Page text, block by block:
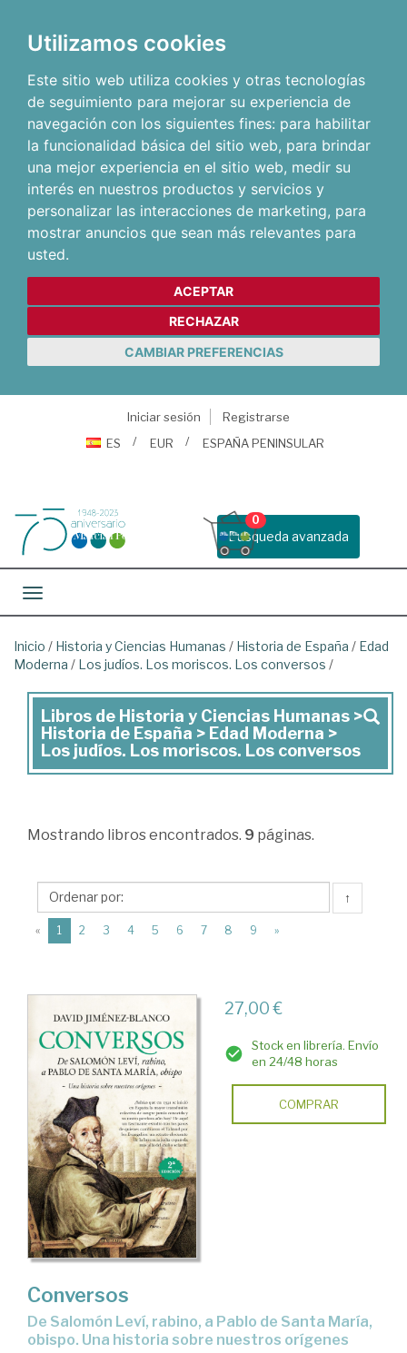
Utilizamos cookies
Este sitio web utiliza cookies y otras tecnologías
de seguimiento para mejorar su experiencia de
navegación con los siguientes fines: para habilitar
la funcionalidad básica del sitio web, para brindar
una mejor experiencia en el sitio web, medir su
interés en nuestros productos y servicios y
personalizar las interacciones de marketing, para
mostrar anuncios que sean más relevantes para
usted.
ACEPTAR
RECHAZAR
CAMBIAR PREFERENCIAS
Iniciar sesión
Registrarse
ES
EUR ESPAÑA PENINSULAR
Busqueda avanzada
0
Toggle navigation
Inicio / Historia y Ciencias Humanas / Historia de España / Edad
Moderna / Los judíos. Los moriscos. Los conversos /
Libros
de
Historia
Ciencias
>
Historia
de
>
Edad
Moderna
Los
judíos.
Los
moriscos.
Los
conversos
Libros de Historia y Ciencias Humanas >
Historia de España > Edad Moderna >
Los judíos. Los moriscos. Los conversos
Mostrando libros encontrados. 9 páginas.
↑
« 1 (current)
2 3 4 5 6 7 8 9 »
27,00 €
Stock en librería. Envío
en 24/48 horas
COMPRAR
Conversos
De Salomón Leví, rabino, a Pablo de Santa María,
obispo. Una historia sobre nuestros orígenes